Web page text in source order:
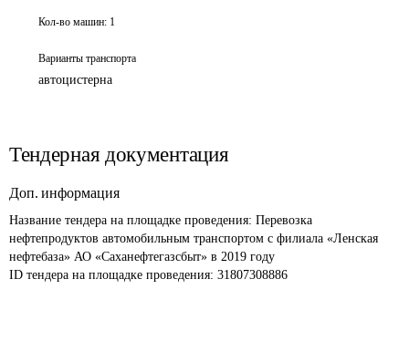
Кол-во машин: 1
Варианты транспорта
автоцистерна
Тендерная документация
Доп. информация
Название тендера на площадке проведения: Перевозка
нефтепродуктов автомобильным транспортом с филиала «Ленская
нефтебаза» АО «Саханефтегазсбыт» в 2019 году
ID тендера на площадке проведения: 31807308886